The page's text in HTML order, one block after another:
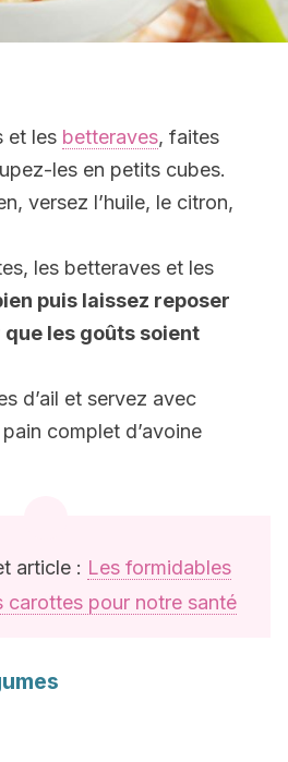
et les betteraves, faites
les en petits cubes.
versez l’huile, le citron,
les betteraves et les
puis laissez reposer
les goûts soient
d’ail et servez avec
complet d’avoine
article : Les formidables
carottes pour notre santé